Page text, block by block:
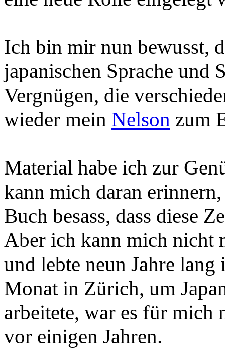
Ich bin mir nun bewusst,
japanischen Sprache und
Vergnügen, die
wieder mein Nelson zum
Material habe ich zur
kann mich daran
Buch besass, dass diese
Aber ich kann mich nicht
und lebte neun Jahre
Monat in Zürich, um
arbeitete, war es für mich
vor einigen Jahren.